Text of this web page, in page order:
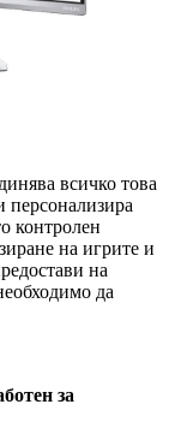
всичко това
персонализира
контролен
на игрите и
на
да
за